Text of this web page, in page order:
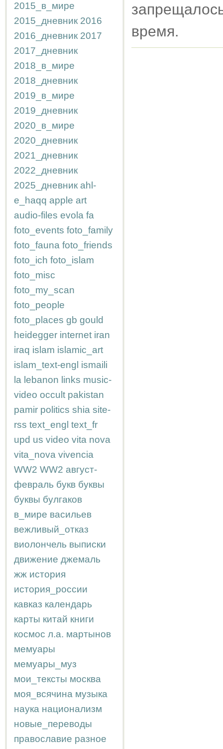
2015_в_мире
2015_дневник 2016
2016_дневник 2017
2017_дневник
2018_в_мире
2018_дневник
2019_в_мире
2019_дневник
2020_в_мире
2020_дневник
2021_дневник
2022_дневник
2025_дневник ahl-
e_haqq apple art
audio-files evola fa
foto_events foto_family
foto_fauna foto_friends
foto_ich foto_islam
foto_misc
foto_my_scan
foto_people
foto_places gb gould
heidegger internet iran
iraq islam islamic_art
islam_text-engl ismaili
la lebanon links music-
video occult pakistan
pamir politics shia site-
rss text_engl text_fr
upd us video vita nova
vita_nova vivencia
WW2 WW2 август-
февраль букв буквы
буквы булгаков
в_мире васильев
вежливый_отказ
виолончель выписки
движение джемаль
жж история
история_россии
кавказ календарь
карты китай книги
космос л.а. мартынов
мемуары
мемуары_муз
мои_тексты москва
моя_всячина музыка
наука национализм
новые_переводы
православие разное
время.